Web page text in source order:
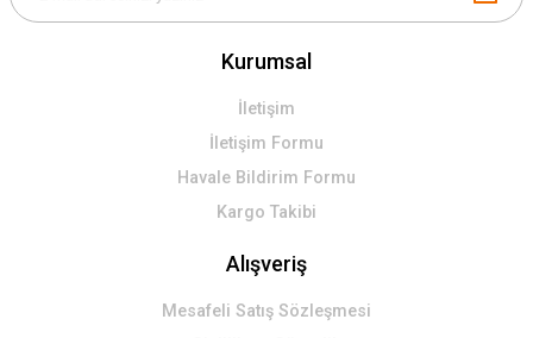
Kurumsal
İletişim
İletişim Formu
Havale Bildirim Formu
Kargo Takibi
Alışveriş
Mesafeli Satış Sözleşmesi